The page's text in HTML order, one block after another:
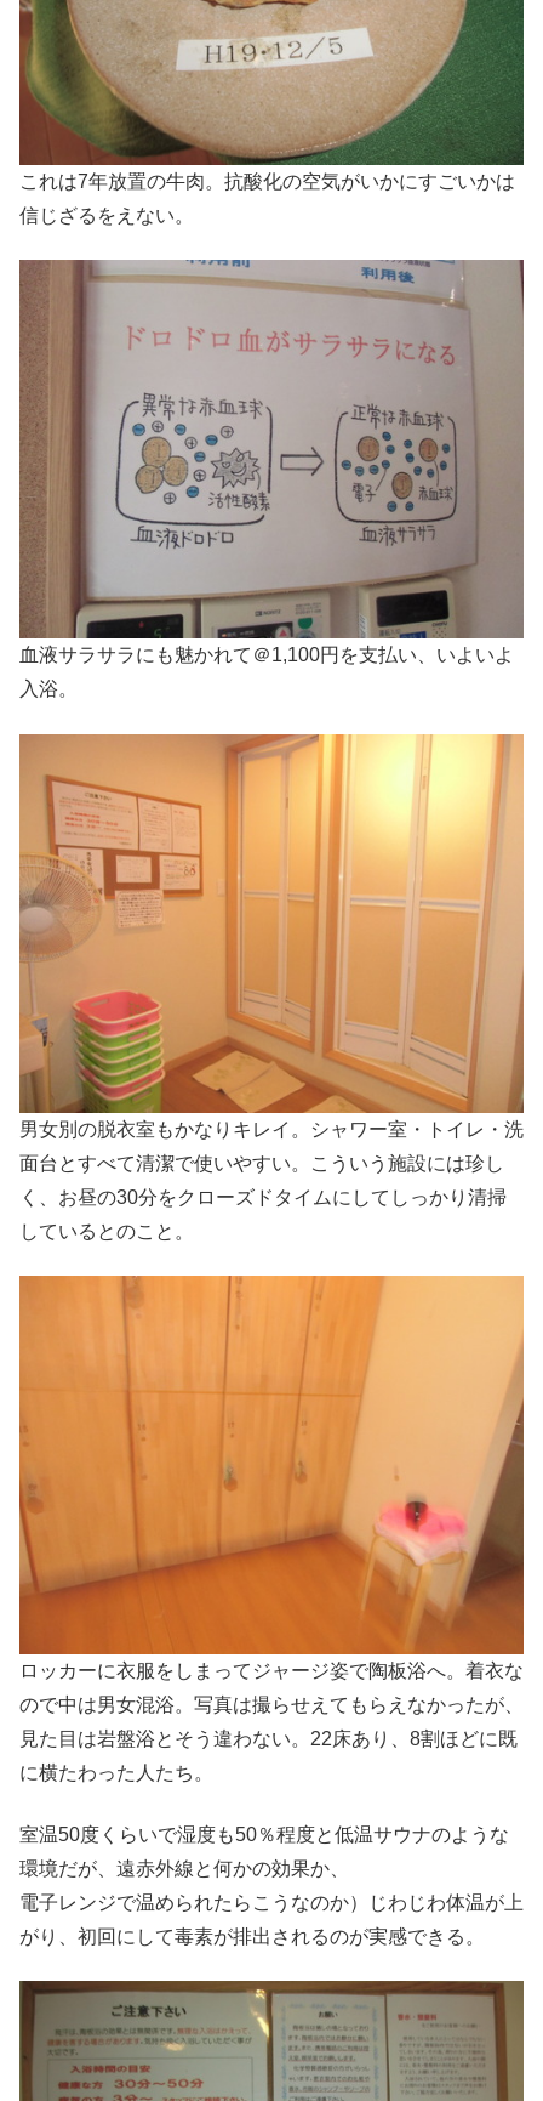
これは7年放置の牛肉。抗酸化の空気がいかにすごいかは
信じざるをえない。
血液サラサラにも魅かれて＠1,100円を支払い、いよいよ
入浴。
男女別の脱衣室もかなりキレイ。シャワー室・トイレ・洗
面台とすべて清潔で使いやすい。こういう施設には珍し
く、お昼の30分をクローズドタイムにしてしっかり清掃
しているとのこと。
ロッカーに衣服をしまってジャージ姿で陶板浴へ。着衣な
ので中は男女混浴。写真は撮らせえてもらえなかったが、
見た目は岩盤浴とそう違わない。22床あり、8割ほどに既
に横たわった人たち。
室温50度くらいで湿度も50％程度と低温サウナのような
環境だが、遠赤外線と何かの効果か、
電子レンジで温められたらこうなのか）じわじわ体温が上
がり、初回にして毒素が排出されるのが実感できる。